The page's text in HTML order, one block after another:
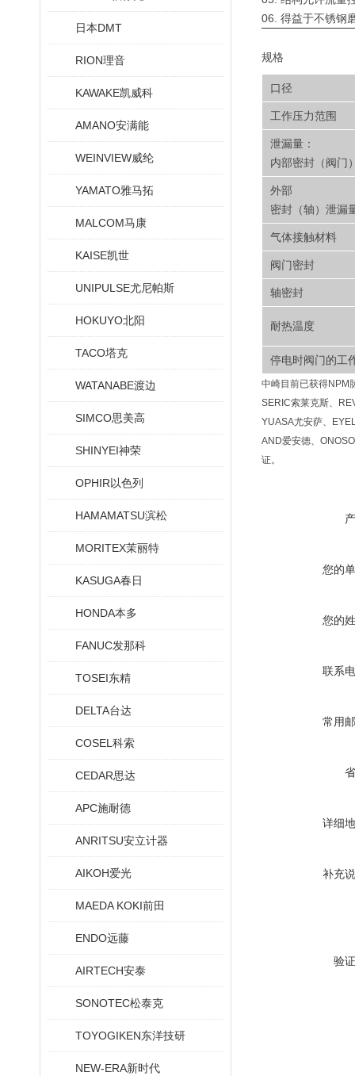
日本DMT
RION理音
KAWAKE凯威科
AMANO安满能
WEINVIEW威纶
YAMATO雅马拓
MALCOM马康
KAISE凯世
UNIPULSE尤尼帕斯
HOKUYO北阳
TACO塔克
WATANABE渡边
SIMCO思美高
SHINYEI神荣
OPHIR以色列
HAMAMATSU滨松
MORITEX茉丽特
KASUGA春日
HONDA本多
FANUC发那科
TOSEI东精
DELTA台达
COSEL科索
CEDAR思达
APC施耐德
ANRITSU安立计器
AIKOH爱光
MAEDA KOKI前田
ENDO远藤
AIRTECH安泰
SONOTEC松泰克
TOYOGIKEN东洋技研
NEW-ERA新时代
06. 得益于不锈钢
规格
口径
工作压力范围
泄漏量：
内部密封（阀门
外部
密封（轴）泄漏
气体接触材料
阀门密封
轴密封
耐热温度
停电时阀门的工
中崎目前已获得NPM
SERIC索莱克斯、
YUASA尤安萨、
AND爱安德、
证。
您的
您的
联系
常用
详细
补充
验